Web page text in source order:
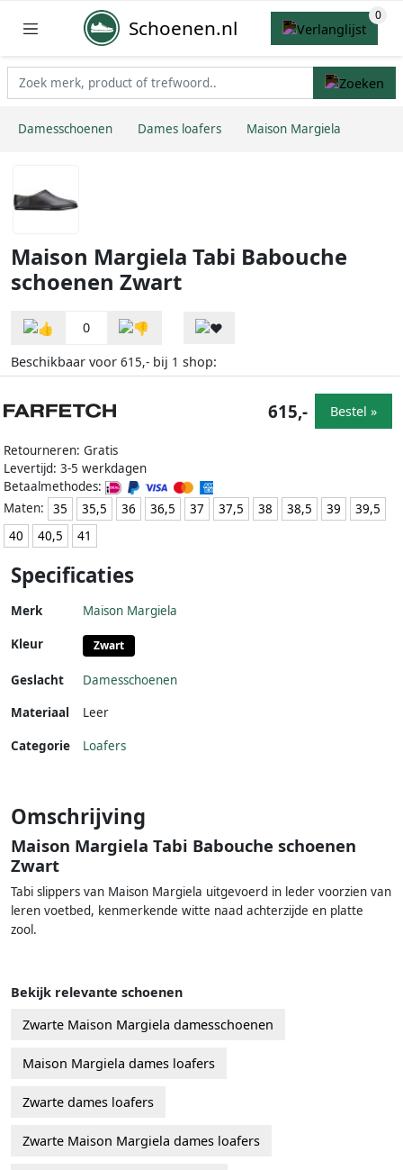
Schoenen.nl
Damesschoenen Dames loafers Maison Margiela
Maison Margiela Tabi Babouche
schoenen Zwart
0
Beschikbaar voor 615,- bij 1 shop:
Retourneren: Gratis
Levertijd: 3-5 werkdagen
Betaalmethodes:
Maten:
35 35,5 36 36,5 37 37,5 38 38,5 39
39,5
40
40,5 41
615,- Bestel »
Specificaties
Merk Maison Margiela
Kleur Zwart
Geslacht
Damesschoenen
Materiaal
Leer
Categorie Loafers
Omschrijving
Maison Margiela Tabi Babouche schoenen
Zwart
Tabi slippers van Maison Margiela uitgevoerd in leder voorzien van
leren voetbed, kenmerkende witte naad achterzijde en platte
zool.
Bekijk relevante schoenen
Zwarte Maison Margiela damesschoenen
Maison Margiela dames loafers
Zwarte dames loafers
Zwarte Maison Margiela dames loafers